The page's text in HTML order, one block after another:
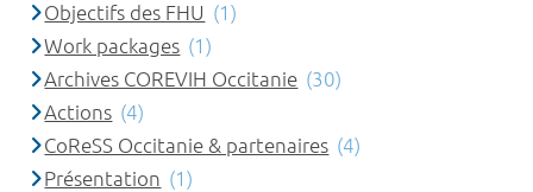
Objectifs des FHU (1)
Work packages (1)
Archives COREVIH Occitanie (30)
Actions (4)
CoReSS Occitanie & partenaires (4)
Présentation (1)